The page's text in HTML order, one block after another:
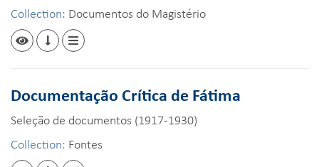
Collection: Documentos do Magistério
Documentação Crítica de Fátima
Seleção de documentos (1917-1930)
Collection: Fontes